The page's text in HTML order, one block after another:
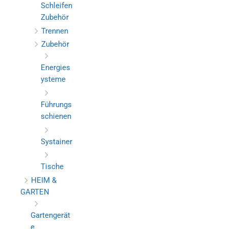
Schleifen
Zubehör
Trennen
Zubehör
Energies
ysteme
Führungs
schienen
Systainer
Tische
HEIM &
GARTEN
Gartengerät
e